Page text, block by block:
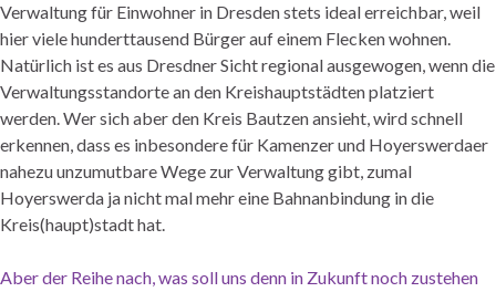
Verwaltung für Einwohner in Dresden stets ideal erreichbar, weil
hier viele hunderttausend Bürger auf einem Flecken wohnen.
Natürlich ist es aus Dresdner Sicht regional ausgewogen, wenn die
Verwaltungsstandorte an den Kreishauptstädten platziert
werden. Wer sich aber den Kreis Bautzen ansieht, wird schnell
erkennen, dass es inbesondere für Kamenzer und Hoyerswerdaer
nahezu unzumutbare Wege zur Verwaltung gibt, zumal
Hoyerswerda ja nicht mal mehr eine Bahnanbindung in die
Kreis(haupt)stadt hat.
Aber der Reihe nach, was soll uns denn in Zukunft noch zustehen